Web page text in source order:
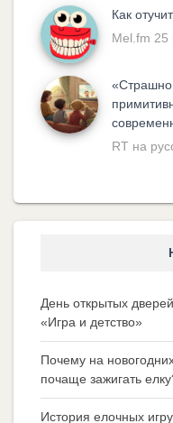
Как
Mel.fm 25
RT на
День открытых
«Игра и детство»
Почему на
почаще зажигать
История елочных